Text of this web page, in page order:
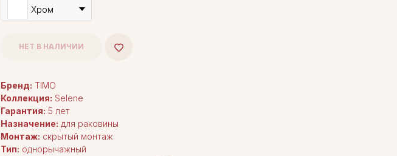
Хром
НЕТ В НАЛИЧИИ
Бренд: TIMO
Коллекция: Selene
Гарантия: 5 лет
Назначение: для раковины
Монтаж: скрытый монтаж
Тип: однорычажный